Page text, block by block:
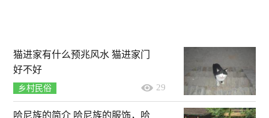
猫进家有什么预兆风水 猫进家门
好不好
乡村民俗 29
哈尼族的简介 哈尼族的服饰，哈